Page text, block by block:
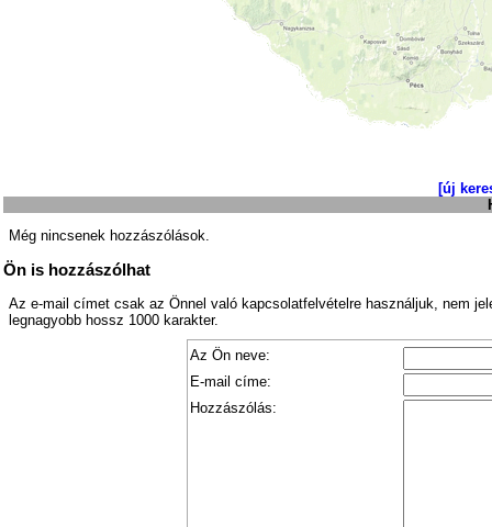
[új
Még nincsenek hozzászólások.
Ön is hozzászólhat
Az e-mail címet csak az Önnel való kapcsolatfelvételre használjuk, nem
legnagyobb hossz 1000 karakter.
Az Ön neve:
E-mail címe:
Hozzászólás: